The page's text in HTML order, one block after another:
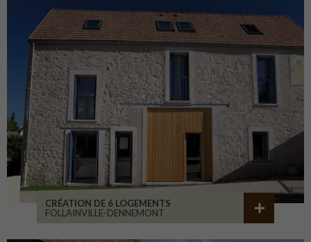
CRÉATION DE 6 LOGEMENTS
FOLLAINVILLE-DENNEMONT